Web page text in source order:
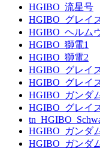
HGIBO_流星号
HGIBO_グレイ
HGIBO_ヘルム
HGIBO_獅電1
HGIBO_獅電2
HGIBO_グレイ
HGIBO_グレイ
HGIBO_ガンダ
HGIBO_グレイ
HGIBO_ガンダ
HGIBO_ガンダ